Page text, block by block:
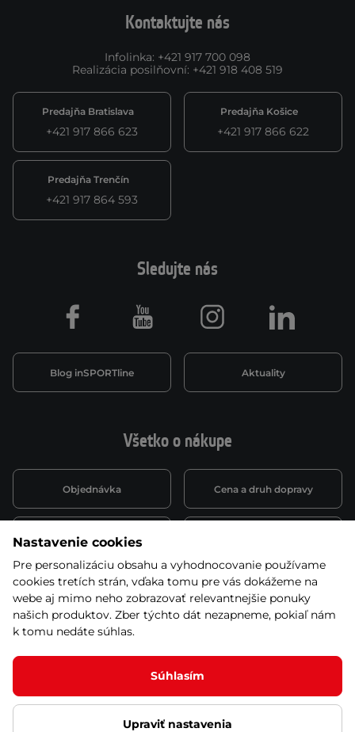
Kontaktujte nás
Infolinka: +421 917 700 098
Realizácia posilňovní: +421 918 408 519
Predajňa Bratislava
+421 917 866 623
Predajňa Košice
+421 917 866 622
Predajňa Trenčín
+421 917 864 593
Všetko o nákupe
Objednávka Cena a druh dopravy
Spôsob platby
Montáž a servis Reklamácie a záruka
Kariéra
Sledujte nás
Blog inSPORTline Aktuality
Facebook Youtube Instagram LinkedIn
Nastavenie cookies
Pre personalizáciu obsahu a vyhodnocovanie používame
cookies tretích strán, vďaka tomu pre vás dokážeme na
webe aj mimo neho zobrazovať relevantnejšie ponuky
našich produktov. Zber týchto dát nezapneme, pokiaľ nám
k tomu nedáte súhlas.
Súhlasím
Upraviť nastavenia